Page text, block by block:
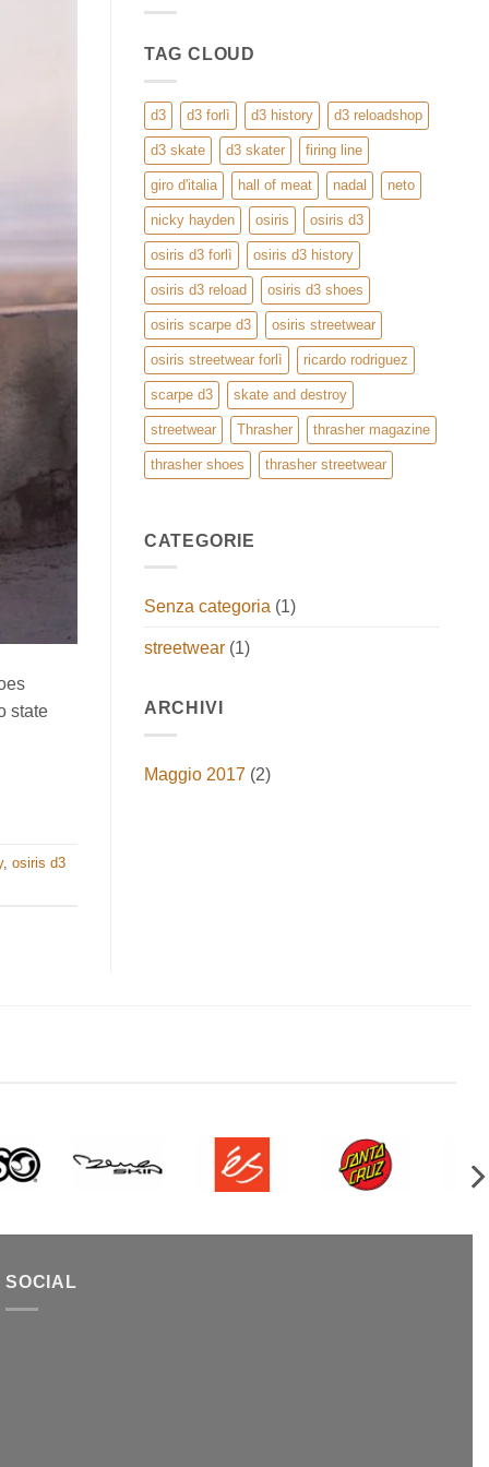
state
, osiris d3
TAG CLOUD
d3 d3 forlì d3 history d3 reloadshop
d3 skate d3 skater firing line
giro d'italia hall of meat nadal neto
nicky hayden osiris osiris d3
osiris d3 forlì osiris d3 history
osiris d3 reload osiris d3 shoes
osiris scarpe d3 osiris streetwear
osiris streetwear forlì ricardo rodriguez
scarpe d3 skate and destroy
streetwear Thrasher thrasher magazine
thrasher shoes thrasher streetwear
CATEGORIE
Senza categoria (1)
streetwear(1)
ARCHIVI
Maggio 2017 (2)
SOCIAL